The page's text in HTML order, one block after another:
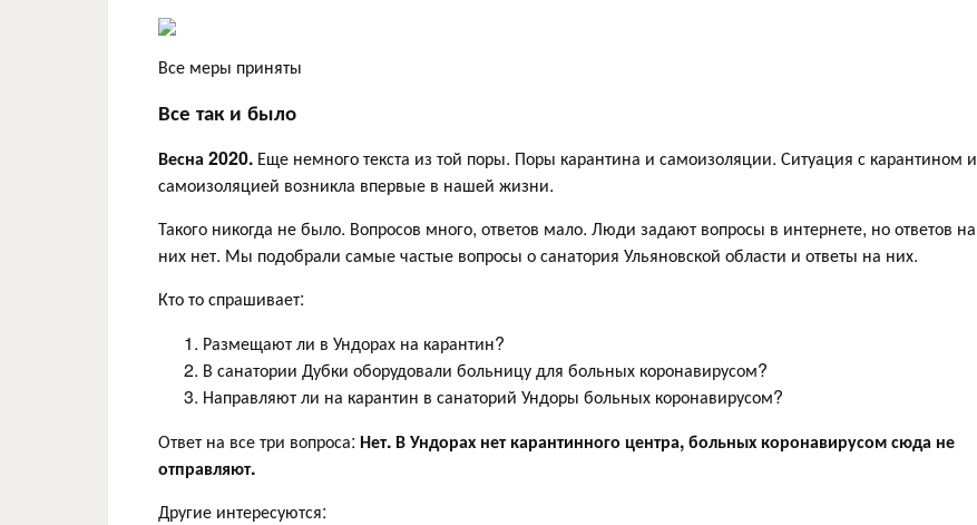
Все меры приняты
Все так и было
Весна 2020. Еще немного текста из той поры. Поры карантина и самоизоляции. Ситуация с карантином и
самоизоляцией возникла впервые в нашей жизни.
Такого никогда не было. Вопросов много, ответов мало. Люди задают вопросы в интернете, но ответов на
них нет. Мы подобрали самые частые вопросы о санатория Ульяновской области и ответы на них.
Кто то спрашивает:
Размещают ли в Ундорах на карантин?
В санатории Дубки оборудовали больницу для больных коронавирусом?
Направляют ли на карантин в санаторий Ундоры больных коронавирусом?
Ответ на все три вопроса: Нет. В Ундорах нет карантинного центра, больных коронавирусом сюда не
отправляют.
Другие интересуются: